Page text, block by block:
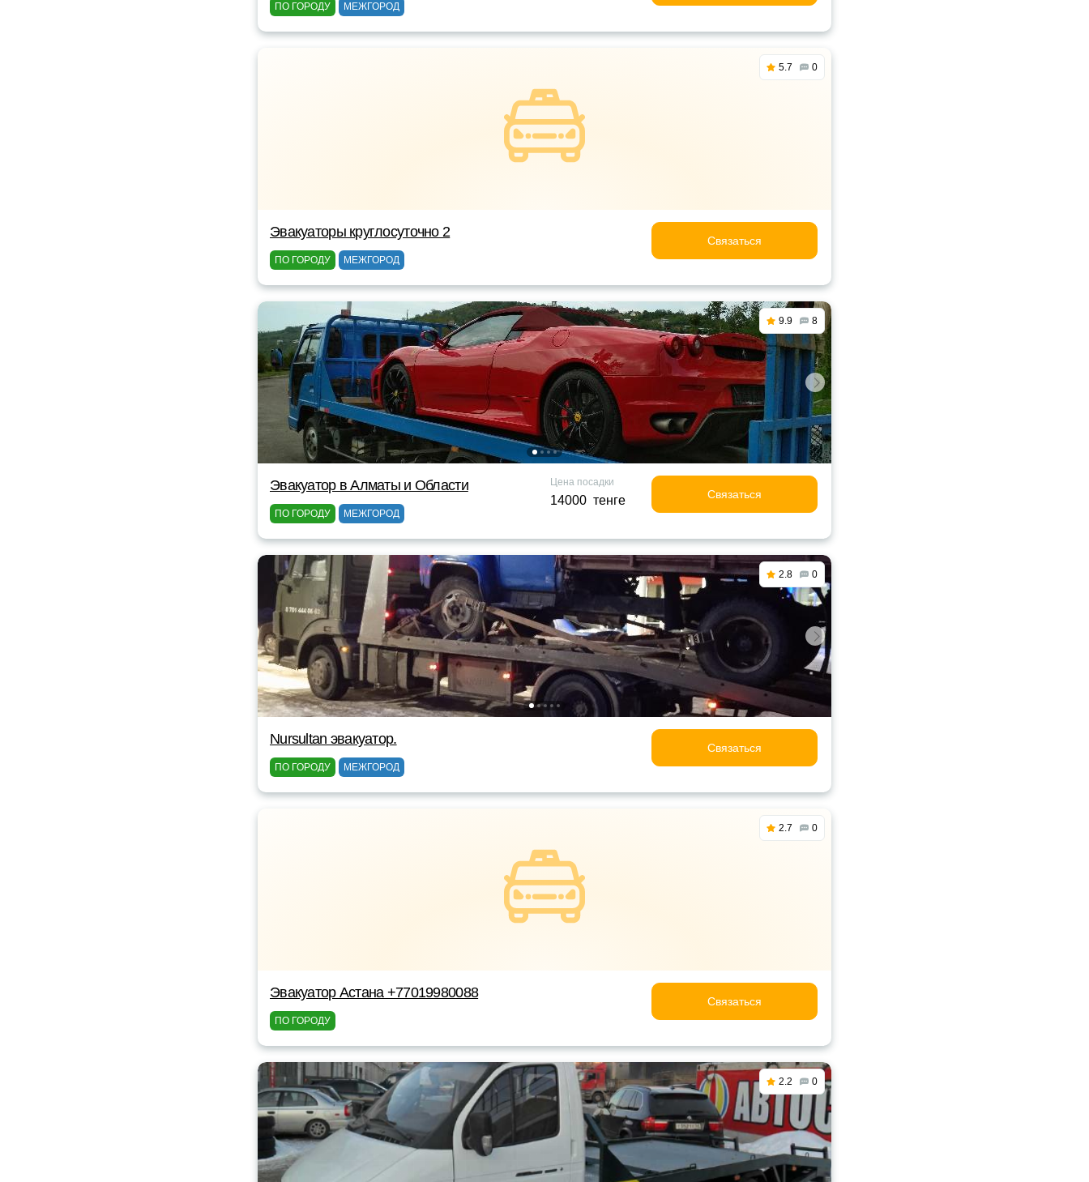
ПО ГОРОДУ МЕЖГОРОД
5.7 0
Эвакуаторы круглосуточно 2
ПО ГОРОДУ МЕЖГОРОД
Связаться
9.9 8
Эвакуатор в Алматы и Области
ПО ГОРОДУ МЕЖГОРОД
Цена посадки
14000 тенге Связаться
2.8 0
Nursultan эвакуатор.
ПО ГОРОДУ МЕЖГОРОД
Связаться
2.7 0
Эвакуатор Астана +77019980088
ПО ГОРОДУ
Связаться
2.2 0